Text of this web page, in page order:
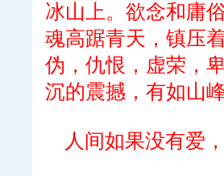
冰山上。欲念和庸
魂高踞青天，镇压
伪，仇恨，虚荣，
沉的震撼，有如山
人间如果没有爱